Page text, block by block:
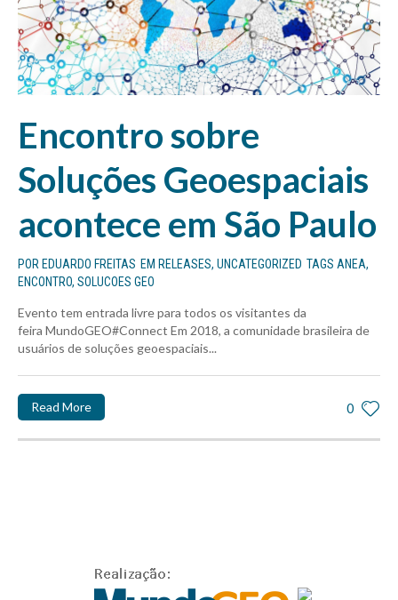
Encontro sobre
Soluções Geoespaciais
acontece em São Paulo
POR EDUARDO FREITAS EM RELEASES, UNCATEGORIZED TAGS ANEA,
ENCONTRO, SOLUCOES GEO
Evento tem entrada livre para todos os visitantes da
feira MundoGEO#Connect Em 2018, a comunidade brasileira de
usuários de soluções geoespaciais...
0
Read More